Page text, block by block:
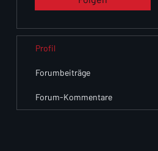
Profil
Forumbeiträge
Forum-Kommentare